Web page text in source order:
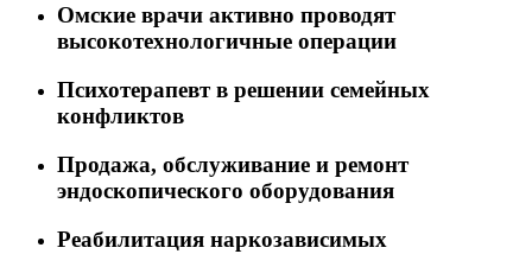
Омские врачи активно проводят
высокотехнологичные операции
Психотерапевт в решении семейных
конфликтов
Продажа, обслуживание и ремонт
эндоскопического оборудования
Реабилитация наркозависимых